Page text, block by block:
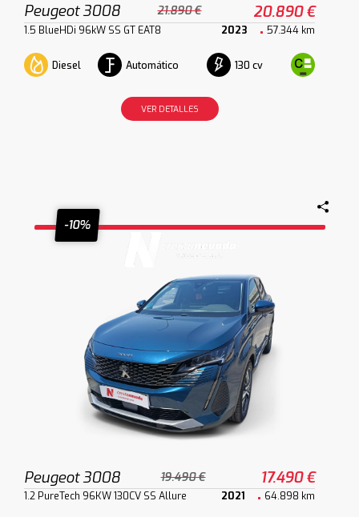
Peugeot 3008 21.890 € 20.890 €
1.5 BlueHDi 96kW SS GT EAT8 2023 57.344 km
Diesel Automático 130 cv
VER DETALLES
-10%
Peugeot 3008 19.490 € 17.490 €
1.2 PureTech 96KW 130CV SS Allure 2021 64.898 km